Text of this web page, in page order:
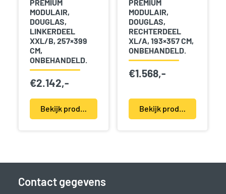
PREMIUM
MODULAIR,
DOUGLAS,
LINKERDEEL
XXL/B, 257×399
CM,
ONBEHANDELD.
€2.142,-
Bekijk product(en)
PREMIUM
MODULAIR,
DOUGLAS,
RECHTERDEEL
XL/A, 193×357 CM,
ONBEHANDELD.
€1.568,-
Bekijk product(en)
Contact gegevens